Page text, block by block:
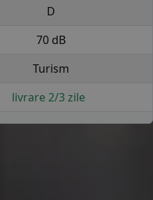
D
70 dB
Turism
livrare 2/3 zile